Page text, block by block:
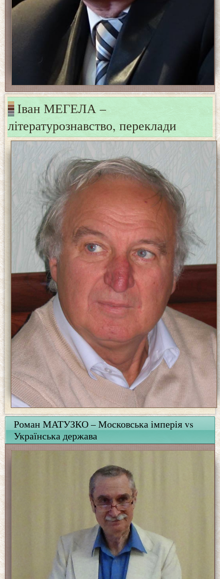
Іван МЕГЕЛА –
літературознавство, переклади
Роман МАТУЗКО – Московська імперія vs
Українська держава